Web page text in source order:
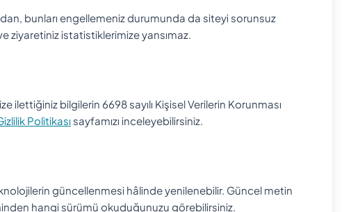
bunları engellemeniz durumunda da siteyi sorunsuz
ziyaretiniz istatistiklerimize yansımaz.
ilettiğiniz bilgilerin 6698 sayılı Kişisel Verilerin Korunması
Politikası sayfamızı inceleyebilirsiniz.
güncellenmesi hâlinde yenilenebilir. Güncel metin
hangi sürümü okuduğunuzu görebilirsiniz.